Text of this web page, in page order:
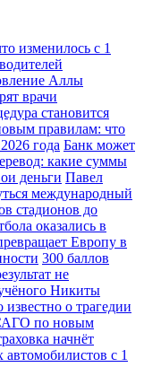
изменилось с 1
Аллы
врачи
становится
правилам: что
года Банк может
какие суммы
деньги Павел
международный
стадионов до
оказались в
Европу в
300 баллов
не
Никиты
о трагедии
по новым
начнёт
автомобилистов с 1